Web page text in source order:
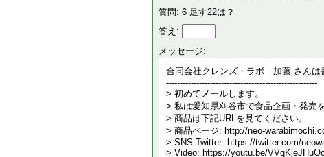
質問: 6 足す22は？
答え:
メッセージ: